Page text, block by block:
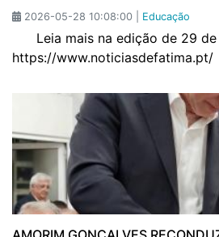
2026-05-28 10:08:00 | Educação
Leia mais na edição de 29 de
https://www.noticiasdefatima.pt/